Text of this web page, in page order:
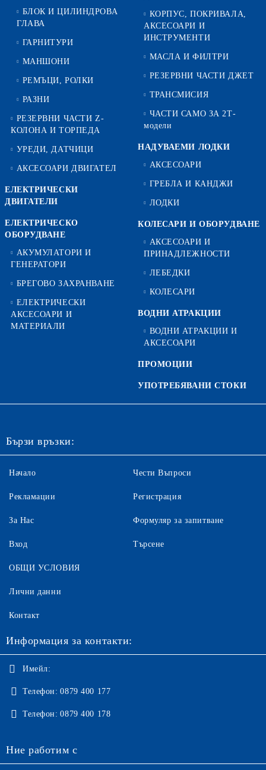
БЛОК И ЦИЛИНДРОВА
ГЛАВА
ГАРНИТУРИ
МАНШОНИ
РЕМЪЦИ, РОЛКИ
РАЗНИ
РЕЗЕРВНИ ЧАСТИ Z-
КОЛОНА И ТОРПЕДА
УРЕДИ, ДАТЧИЦИ
АКСЕСОАРИ ДВИГАТЕЛ
ЕЛЕКТРИЧЕСКИ
ДВИГАТЕЛИ
ЕЛЕКТРИЧЕСКО
ОБОРУДВАНЕ
АКУМУЛАТОРИ И
ГЕНЕРАТОРИ
БРЕГОВО ЗАХРАНВАНЕ
ЕЛЕКТРИЧЕСКИ
АКСЕСОАРИ И
МАТЕРИАЛИ
КОРПУС, ПОКРИВАЛА,
АКСЕСОАРИ И
ИНСТРУМЕНТИ
МАСЛА И ФИЛТРИ
РЕЗЕРВНИ ЧАСТИ ДЖЕТ
ТРАНСМИСИЯ
ЧАСТИ САМО ЗА 2Т-
модели
НАДУВАЕМИ ЛОДКИ
АКСЕСОАРИ
ГРЕБЛА И КАНДЖИ
ЛОДКИ
КОЛЕСАРИ И ОБОРУДВАНЕ
АКСЕСОАРИ И
ПРИНАДЛЕЖНОСТИ
ЛЕБЕДКИ
КОЛЕСАРИ
ВОДНИ АТРАКЦИИ
ВОДНИ АТРАКЦИИ И
АКСЕСОАРИ
ПРОМОЦИИ
УПОТРЕБЯВАНИ СТОКИ
Бързи връзки:
Начало
Рекламации
За Нас
Вход
Чести Въпроси
Регистрация
Формуляр за запитване
Търсене
ОБЩИ УСЛОВИЯ
Лични данни
Контакт
Информация за контакти:
Имейл:
Телефон: 0879 400 177
Телефон: 0879 400 178
Ние работим с